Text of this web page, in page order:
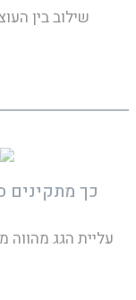
שילוב בין
כך מתקינים
עליית הגג מהווה